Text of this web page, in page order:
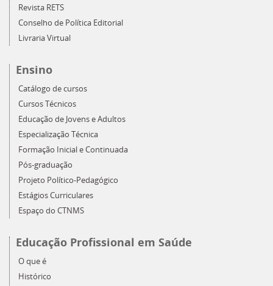
Revista RETS
Conselho de Política Editorial
Livraria Virtual
Ensino
Catálogo de cursos
Cursos Técnicos
Educação de Jovens e Adultos
Especialização Técnica
Formação Inicial e Continuada
Pós-graduação
Projeto Político-Pedagógico
Estágios Curriculares
Espaço do CTNMS
Educação Profissional em Saúde
O que é
Histórico